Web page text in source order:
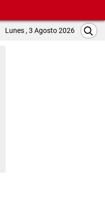
Lunes , 3 Agosto 2026